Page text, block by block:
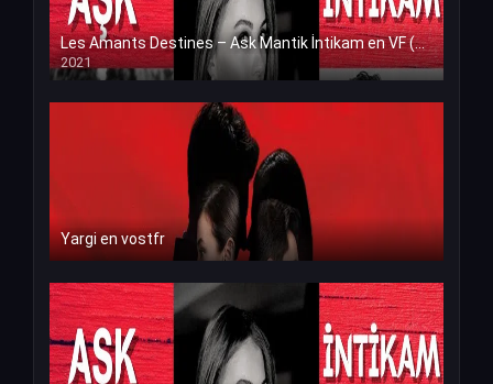
Les Amants Destines – Ask Mantik İntikam en VF (Voix Francaise)
2021
Yargi en vostfr